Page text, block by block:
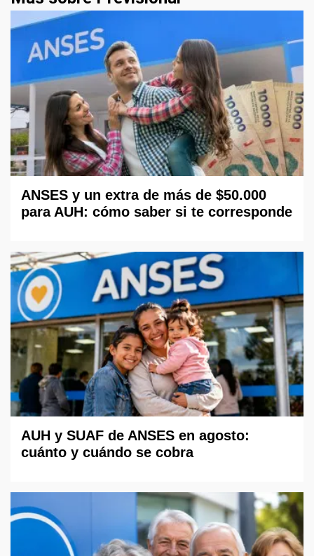
ANSES y un extra de más de $50.000
para AUH: cómo saber si te corresponde
AUH y SUAF de ANSES en agosto:
cuánto y cuándo se cobra